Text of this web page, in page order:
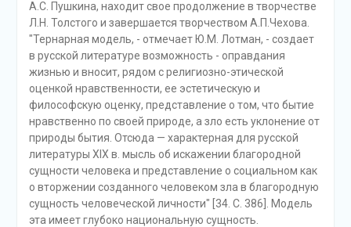
А.С. Пушкина, находит свое продолжение в творчестве
Л.Н. Толстого и завершается творчеством А.П.Чехова.
"Тернарная модель, - отмечает Ю.М. Лотман, - создает
в русской литературе возможность - оправдания
жизнью и вносит, рядом с религиозно-этической
оценкой нравственности, ее эстетическую и
философскую оценку, представление о том, что бытие
нравственно по своей природе, а зло есть уклонение от
природы бытия. Отсюда — характерная для русской
литературы XIX в. мысль об искажении благородной
сущности человека и представление о социальном как
о вторжении созданного человеком зла в благородную
сущность человеческой личности" [34. С. 386]. Модель
эта имеет глубоко национальную сущность.